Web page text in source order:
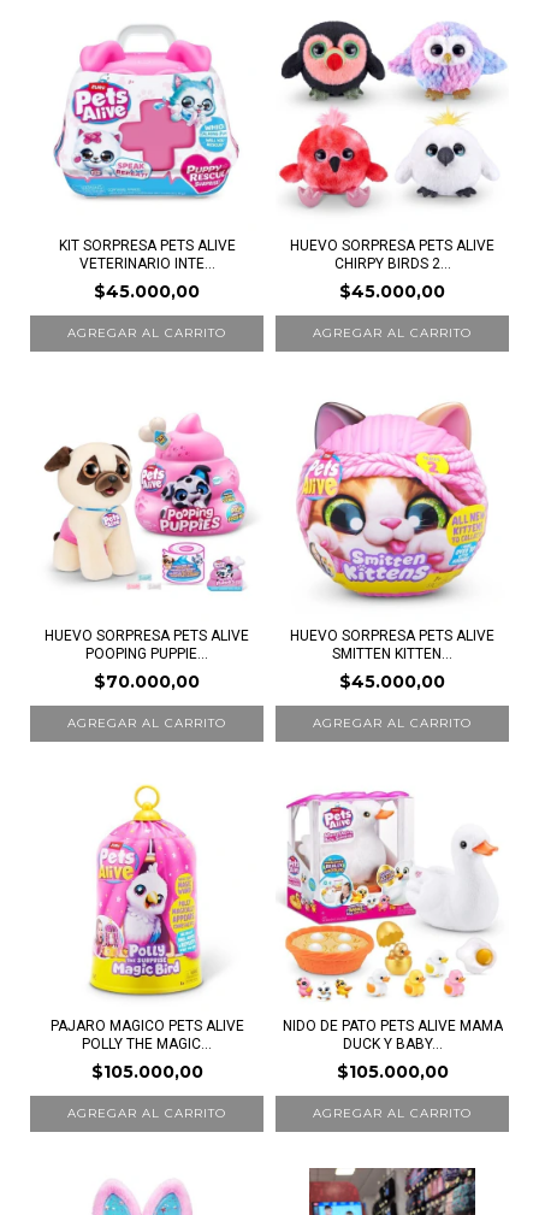
KIT SORPRESA PETS ALIVE
VETERINARIO INTE...
$45.000,00
HUEVO SORPRESA PETS ALIVE
CHIRPY BIRDS 2...
$45.000,00
HUEVO SORPRESA PETS ALIVE
POOPING PUPPIE...
$70.000,00
HUEVO SORPRESA PETS ALIVE
SMITTEN KITTEN...
$45.000,00
PAJARO MAGICO PETS ALIVE
POLLY THE MAGIC...
$105.000,00
NIDO DE PATO PETS ALIVE MAMA
DUCK Y BABY...
$105.000,00